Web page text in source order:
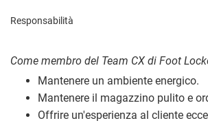
Responsabilità
Come membro del Team CX di Foot
Mantenere un ambiente energico.
Mantenere il magazzino pulito e
Offrire un'esperienza al cliente